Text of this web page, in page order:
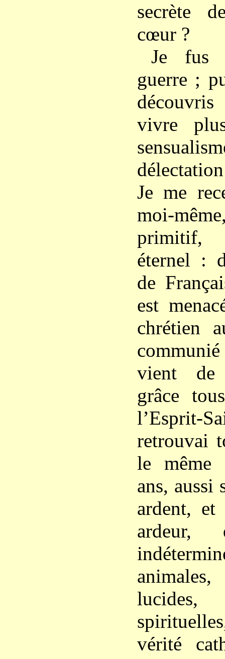
secrète
cœur ?
Je fus
guerre ;
vivre
Je me
moi-
primitif,
éternel :
de
est
chrétien
vient de
grâce
retrouvai
le même
ans, aussi
ardent, et
ardeur,
lucides,
vérité